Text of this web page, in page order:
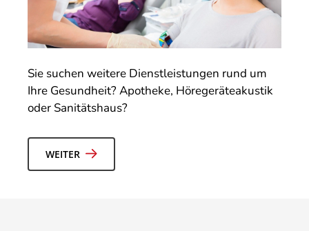
Sie suchen weitere Dienstleistungen rund um
Ihre Gesundheit? Apotheke, Höregeräteakustik
oder Sanitätshaus?
WEITER